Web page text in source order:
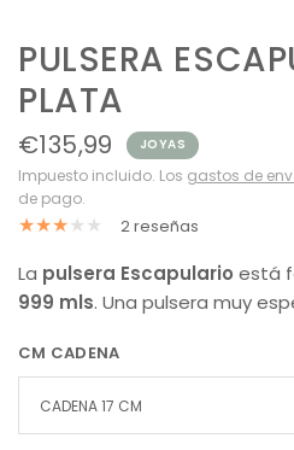
PULSERA
PLATA
€135,99 JOYAS
Impuesto incluido. Los gastos de
de pago.
2 reseñas
La pulsera Escapulario está
999 mls. Una pulsera muy
CM CADENA